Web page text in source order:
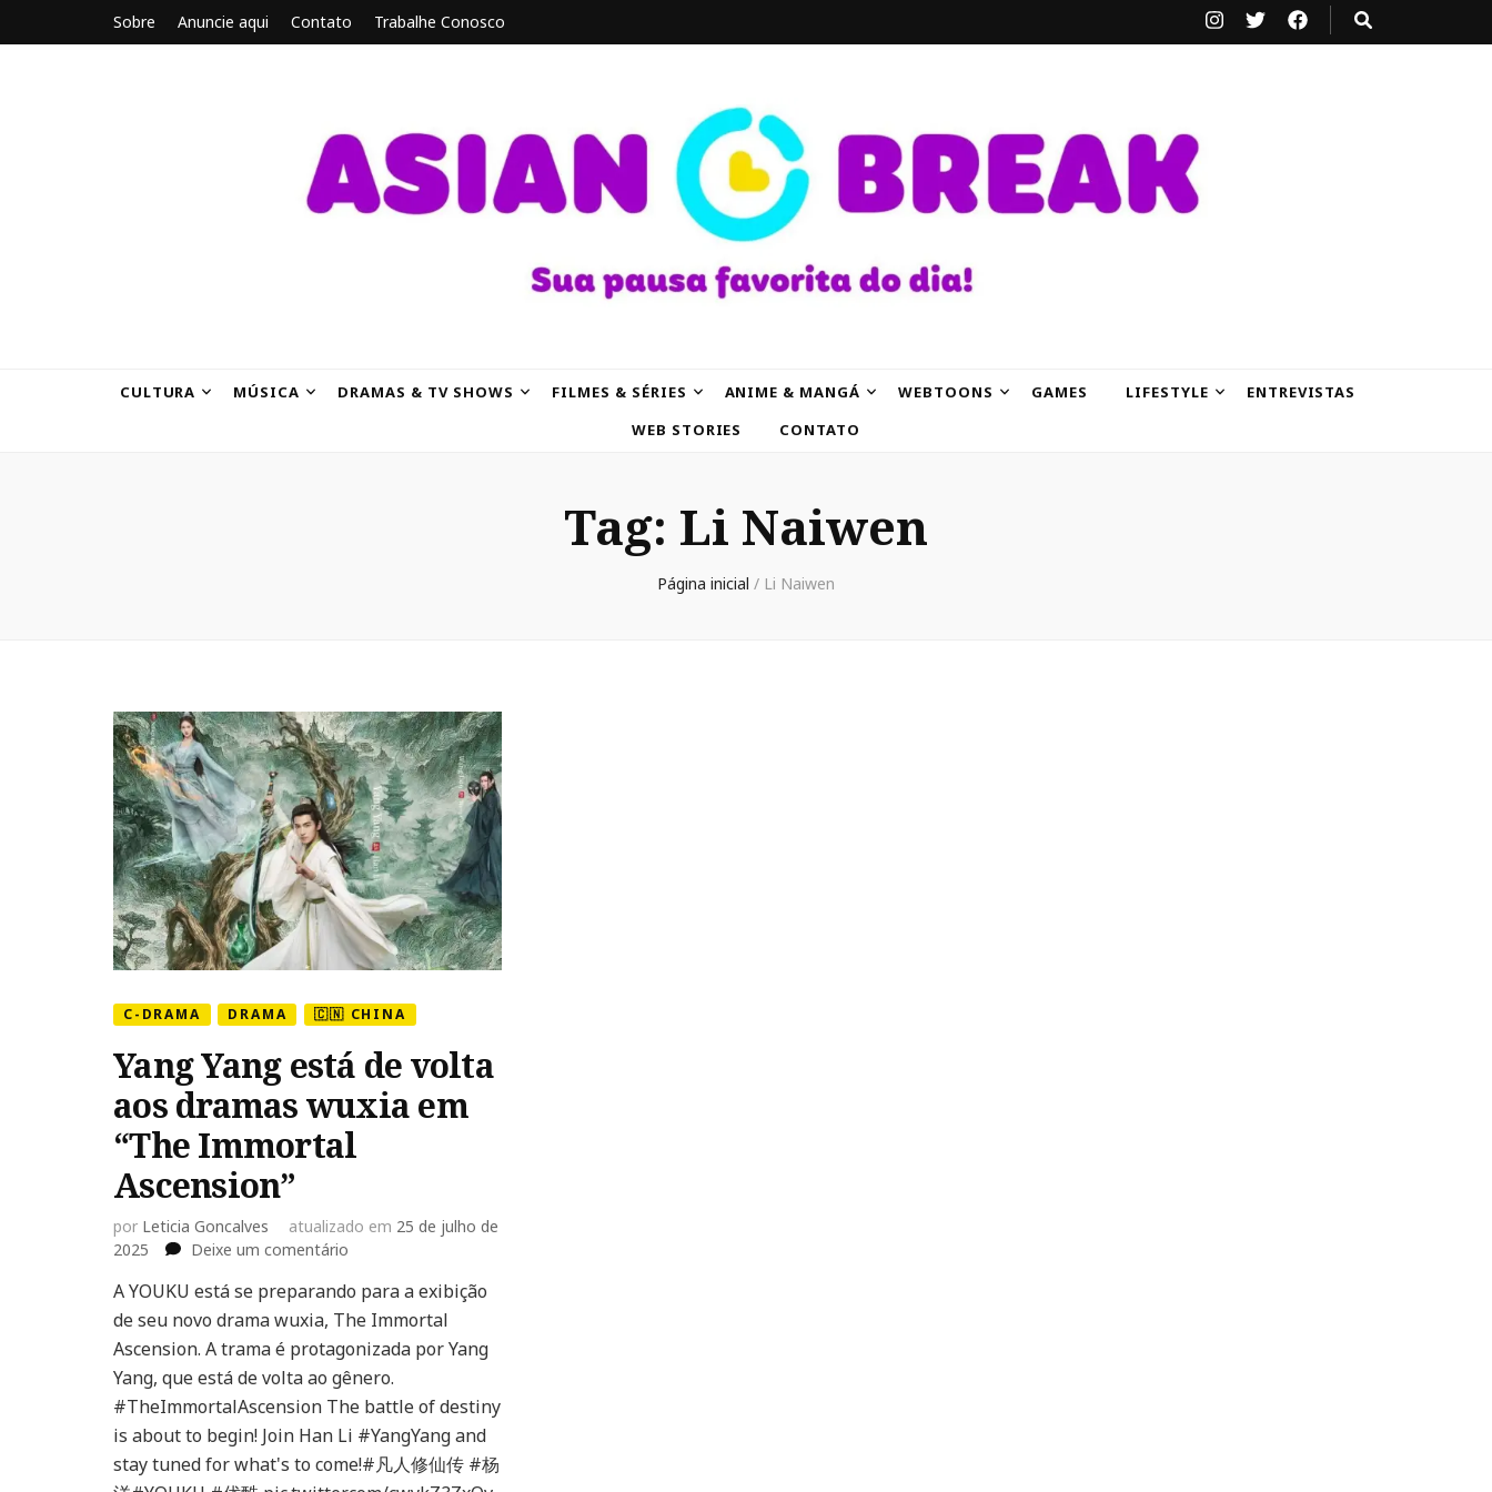
Sobre Anuncie aqui Contato Trabalhe Conosco
CULTURA MÚSICA DRAMAS & TV SHOWS FILMES & SÉRIES ANIME & MANGÁ WEBTOONS GAMES LIFESTYLE
ENTREVISTAS
WEB STORIES
CONTATO
Tag: Li Naiwen
Página inicial / Li Naiwen
C-DRAMA DRAMA 🇨🇳 CHINA
Yang Yang está de volta
aos dramas wuxia em
“The Immortal
Ascension”
por Leticia Goncalves atualizado em 25 de julho de
2025
Deixe um comentário
Yang
está
de
aos
dramas
wuxia
em
A YOUKU está se preparando para a exibição
de seu novo drama wuxia, The Immortal
Ascension. A trama é protagonizada por Yang
Yang, que está de volta ao gênero.
#TheImmortalAscension The battle of destiny
is about to begin! Join Han Li #YangYang and
stay tuned for what's to come!#凡人修仙传 #杨